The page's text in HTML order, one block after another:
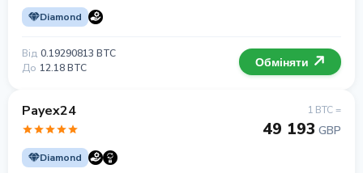
Diamond
Від 0.19290813 BTC
До 12.18 BTC Обміняти
Payex24
Diamond
1 BTC =
49 193 GBP